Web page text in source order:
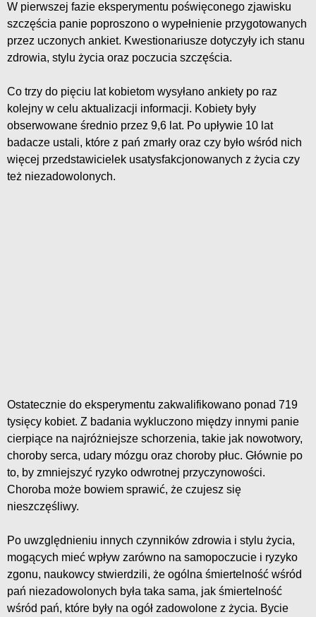
W pierwszej fazie eksperymentu poświęconego zjawisku
szczęścia panie poproszono o wypełnienie przygotowanych
przez uczonych ankiet. Kwestionariusze dotyczyły ich stanu
zdrowia, stylu życia oraz poczucia szczęścia.
Co trzy do pięciu lat kobietom wysyłano ankiety po raz
kolejny w celu aktualizacji informacji. Kobiety były
obserwowane średnio przez 9,6 lat. Po upływie 10 lat
badacze ustali, które z pań zmarły oraz czy było wśród nich
więcej przedstawicielek usatysfakcjonowanych z życia czy
też niezadowolonych.
Ostatecznie do eksperymentu zakwalifikowano ponad 719
tysięcy kobiet. Z badania wykluczono między innymi panie
cierpiące na najróżniejsze schorzenia, takie jak nowotwory,
choroby serca, udary mózgu oraz choroby płuc. Głównie po
to, by zmniejszyć ryzyko odwrotnej przyczynowości.
Choroba może bowiem sprawić, że czujesz się
nieszczęśliwy.
Po uwzględnieniu innych czynników zdrowia i stylu życia,
mogących mieć wpływ zarówno na samopoczucie i ryzyko
zgonu, naukowcy stwierdzili, że ogólna śmiertelność wśród
pań niezadowolonych była taka sama, jak śmiertelność
wśród pań, które były na ogół zadowolone z życia. Bycie